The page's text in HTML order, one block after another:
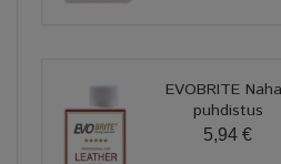
EVOBRITE
puhdistus
5,94 €